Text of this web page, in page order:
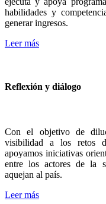
habilidades y
generar ingresos.
Leer más
Reflexión y diálogo
Con el objetivo de
visibilidad a los retos
apoyamos iniciativas
entre los actores de la
aquejan al país.
Leer más